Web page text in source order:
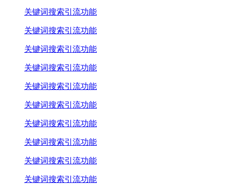
关键词搜索引流功能
关键词搜索引流功能
关键词搜索引流功能
关键词搜索引流功能
关键词搜索引流功能
关键词搜索引流功能
关键词搜索引流功能
关键词搜索引流功能
关键词搜索引流功能
关键词搜索引流功能